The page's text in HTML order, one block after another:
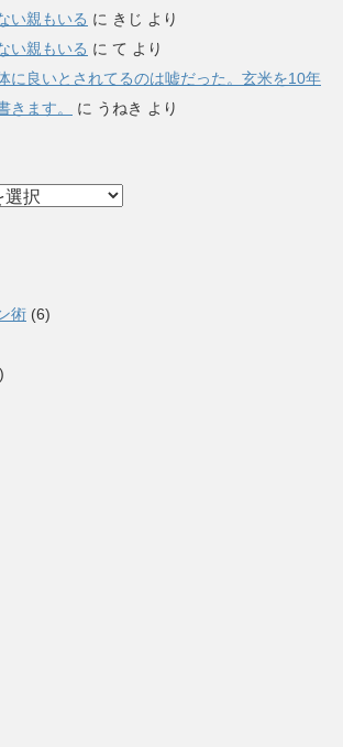
い親もいる に きじ より
い親もいる に て より
に良いとされてるのは嘘だった。玄米を10年
きます。
に うねき より
術 (6)